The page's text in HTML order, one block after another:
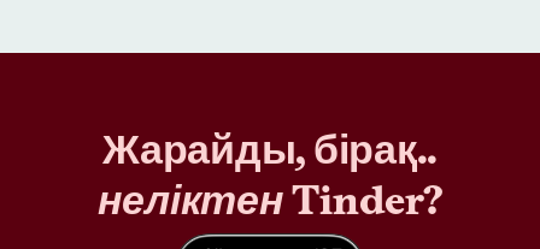
Жарайды, бірақ..
неліктенTinder?